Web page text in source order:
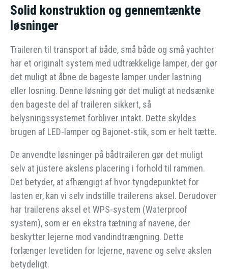
Solid konstruktion og gennemtænkte
løsninger
Traileren til transport af både, små både og små yachter
har et originalt system med udtrækkelige lamper, der gør
det muligt at åbne de bageste lamper under lastning
eller losning. Denne løsning gør det muligt at nedsænke
den bageste del af traileren sikkert, så
belysningssystemet forbliver intakt. Dette skyldes
brugen af LED-lamper og Bajonet-stik, som er helt tætte.
De anvendte løsninger på bådtraileren gør det muligt
selv at justere akslens placering i forhold til rammen.
Det betyder, at afhængigt af hvor tyngdepunktet for
lasten er, kan vi selv indstille trailerens aksel. Derudover
har trailerens aksel et WPS-system (Waterproof
system), som er en ekstra tætning af navene, der
beskytter lejerne mod vandindtrængning. Dette
forlænger levetiden for lejerne, navene og selve akslen
betydeligt.